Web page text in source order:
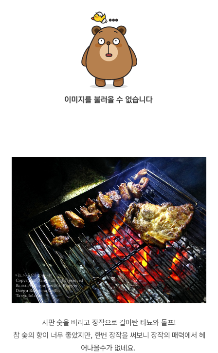
시판 숯을 버리고 장작으로 갈아탄 타뇨와 돌프!
참 숯의 향이 너무 좋았지만, 한번 장작을 써보니 장작의 매력에서 헤
어나올수가 없네요.